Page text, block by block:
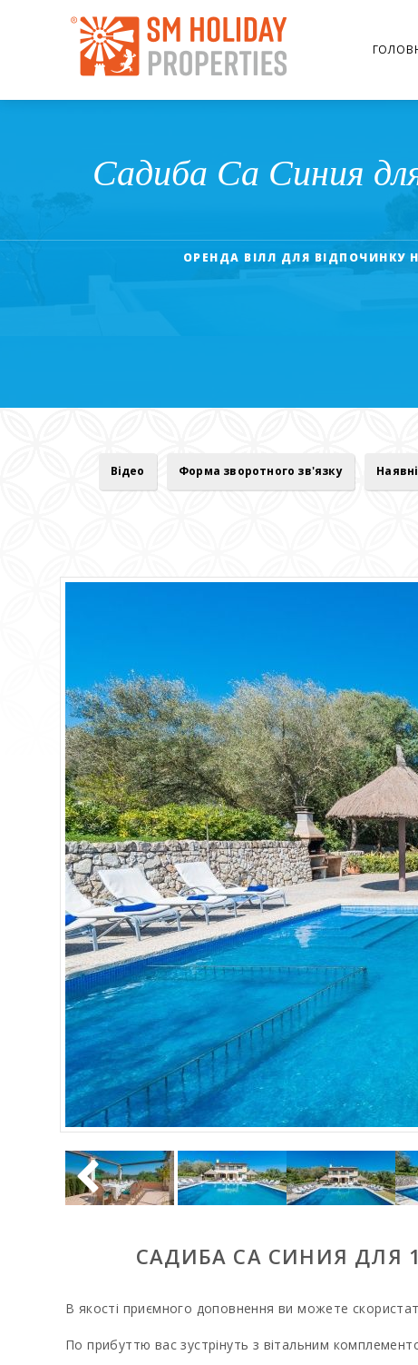
Садиба Са Синия для
ОРЕНДА ВІЛЛ ДЛЯ
Відео Форма зворотного зв'язку
САДИБА СА СИНИЯ ДЛЯ
В якості приємного доповнення ви можете
По прибуттю вас зустрінуть з вітальним